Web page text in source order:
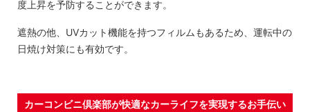
度上昇を予防することができます。
遮熱の他、UVカット機能を持つフィルムもあるため、運転中の
日焼け対策にも有効です。
カーコンビニ倶楽部が快適なカーライフを実現するお手伝い